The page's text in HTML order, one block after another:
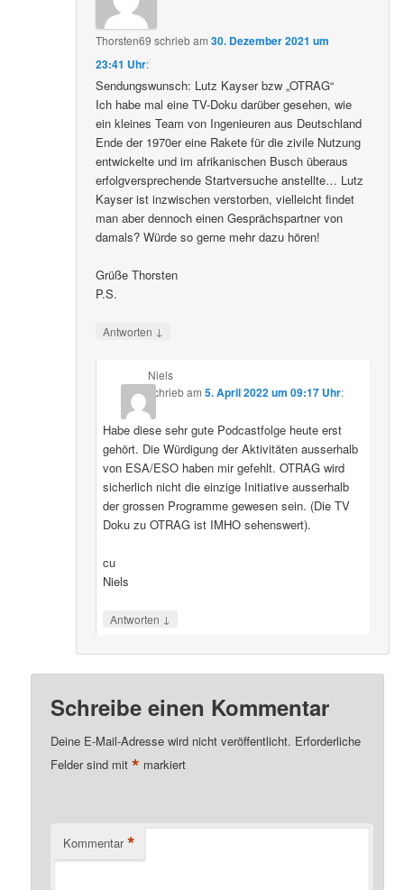
Thorsten69 schriebam30. Dezember 2021 um
23:41 Uhr:
Sendungswunsch: Lutz Kayser bzw „OTRAG“
Ich habe mal eine TV-Doku darüber gesehen, wie
ein kleines Team von Ingenieuren aus Deutschland
Ende der 1970er eine Rakete für die zivile Nutzung
entwickelte und im afrikanischen Busch überaus
erfolgversprechende Startversuche anstellte… Lutz
Kayser ist inzwischen verstorben, vielleicht findet
man aber dennoch einen Gesprächspartner von
damals? Würde so gerne mehr dazu hören!
Grüße Thorsten
P.S.
Antworten ↓
Niels
schriebam 5. April 2022 um 09:17 Uhr:
Habe diese sehr gute Podcastfolge heute erst
gehört. Die Würdigung der Aktivitäten ausserhalb
von ESA/ESO haben mir gefehlt. OTRAG wird
sicherlich nicht die einzige Initiative ausserhalb
der grossen Programme gewesen sein. (Die TV
Doku zu OTRAG ist IMHO sehenswert).
cu
Niels
Antworten ↓
Schreibe einen Kommentar
Deine E-Mail-Adresse wird nicht veröffentlicht. Erforderliche
Felder sind mit* markiert
Kommentar *